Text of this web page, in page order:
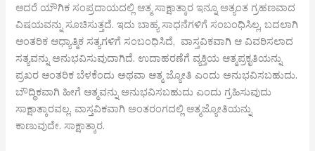
ಆದರೆ ಯೌಗಿಕ ಸಂಪ್ರದಾಯದಲ್ಲಿ ಆತ್ಮ ಸಾಕ್ಷಾತ್ಕಾರ ಇನ್ನೂ ಅತ್ಯಂತ ಗ್ರಹಣವಾದ
ವಿಷಯವನ್ನು ಸೂಚಿಸುತ್ತದೆ. ಇದು ಬಾಹ್ಯ ಸಾಧನೆಗಳಿಗೆ ಸಂಬಂಧಿಸಿಲ್ಲ, ಬದಲಾಗಿ
ಆಂತರಿಕ ಆಧ್ಯಾತ್ಮಿಕ ಸತ್ಯಗಳಿಗೆ ಸಂಬಂಧಿಸಿದೆ, ವಾಸ್ತವಿಕವಾಗಿ ಆ ವಿವರಿಸಲಾದ
ಸತ್ಯವನ್ನು ಅನುಭವಿಸುವುದಾಗಿದೆ. ಉದಾಹರಣೆಗೆ ವ್ಯಕ್ತಿಯ ಆತ್ಮಪ್ರಕೃತಿಯನ್ನು
ಪ್ರಖರ ಆಂತರಿಕ ಬೆಳಕೆಂದು ಅಥವಾ ಆತ್ಮ ಜ್ಯೋತಿ ಎಂದು ಅನುಭವಿಸಬಹುದು.
ಬೌದ್ಧಿಕವಾಗಿ ಹೀಗೆ ಆತ್ಮವನ್ನು ಅನುಭವಿಸಬಹುದು ಎಂದು ಗ್ರಹಿಸುವುದು
ಸಾಕ್ಷಾತ್ಕಾರವಲ್ಲ. ವಾಸ್ತವಿಕವಾಗಿ ಅಂತರಂಗದಲ್ಲಿ ಆತ್ಮಜ್ಯೋತಿಯನ್ನು
ಕಾಣುವುದೇ. ಸಾಕ್ಷಾತ್ಕಾರ.